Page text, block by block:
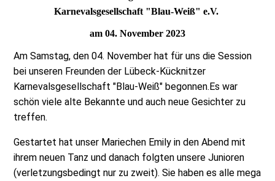
Karnevalsgesellschaft "Blau-Weiß" e.V.
am 04. November 2023
Am Samstag, den 04. November hat für uns die Session
bei unseren Freunden der Lübeck-Kücknitzer
Karnevalsgesellschaft "Blau-Weiß" begonnen.Es war
schön viele alte Bekannte und auch neue Gesichter zu
treffen.
Gestartet hat unser Mariechen Emily in den Abend mit
ihrem neuen Tanz und danach folgten unsere Junioren
(verletzungsbedingt nur zu zweit). Sie haben es alle mega